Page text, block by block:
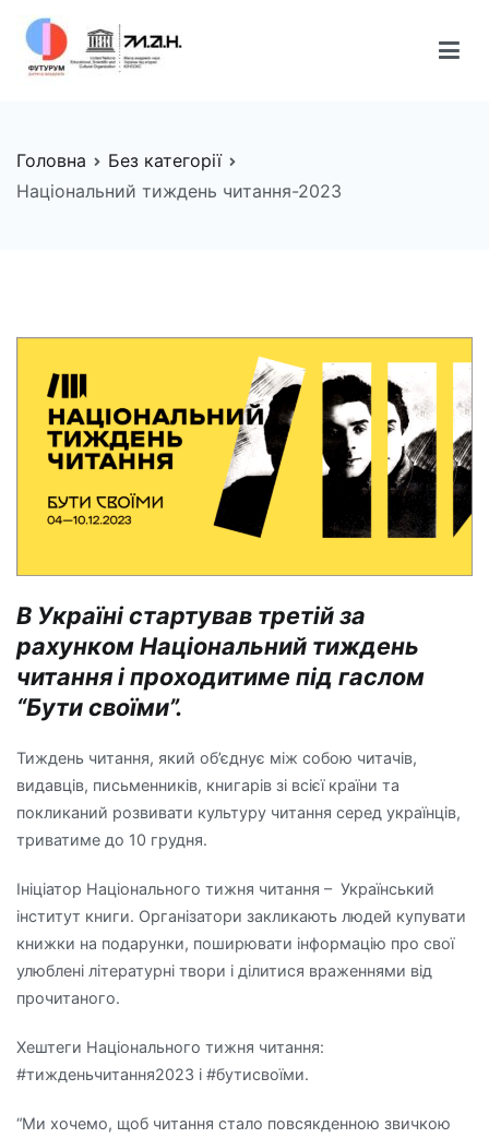
Перейти
вмісту
Головна
Без категорії
Національний тиждень читання-2023
В Україні стартував третій за
рахунком Національний тиждень
читання і проходитиме під гаслом
“Бути своїми”.
Тиждень читання, який об’єднує між собою читачів,
видавців, письменників, книгарів зі всієї країни та
покликаний розвивати культуру читання серед українців,
триватиме до 10 грудня.
Ініціатор Національного тижня читання – Український
інститут книги. Організатори закликають людей купувати
книжки на подарунки, поширювати інформацію про свої
улюблені літературні твори і ділитися враженнями від
прочитаного.
Хештеги Національного тижня читання:
#тижденьчитання2023 і #бутисвоїми.
“Ми хочемо, щоб читання стало повсякденною звичкою